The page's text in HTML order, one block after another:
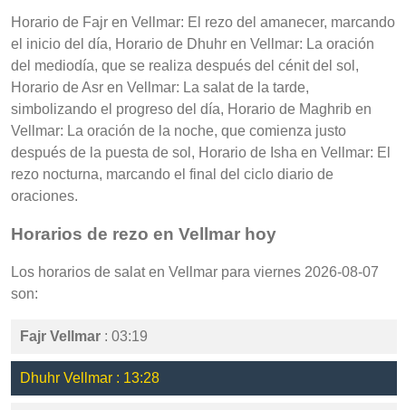
Horario de Fajr en Vellmar: El rezo del amanecer, marcando
el inicio del día, Horario de Dhuhr en Vellmar: La oración
del mediodía, que se realiza después del cénit del sol,
Horario de Asr en Vellmar: La salat de la tarde,
simbolizando el progreso del día, Horario de Maghrib en
Vellmar: La oración de la noche, que comienza justo
después de la puesta de sol, Horario de Isha en Vellmar: El
rezo nocturna, marcando el final del ciclo diario de
oraciones.
Horarios de rezo en Vellmar hoy
Los horarios de salat en Vellmar para viernes 2026-08-07
son:
Fajr Vellmar : 03:19
Dhuhr Vellmar : 13:28